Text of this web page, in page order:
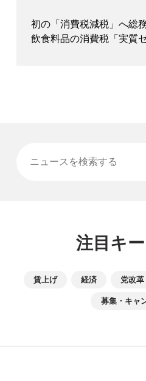
初の「消費税減税」へ総
飲食料品の消費税「実質
注目キ
賃上げ 経済 党改革
募集・キャ